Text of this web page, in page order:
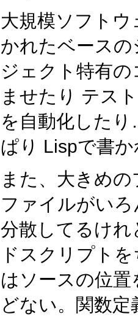
大規模ソフト
かれたベース
ジェクト特有
ませたり テス
を自動化した
ぱり Lispで書
また、大きめ
ファイルがい
分散してるけ
ドスクリプト
はソースの位
どない。関数